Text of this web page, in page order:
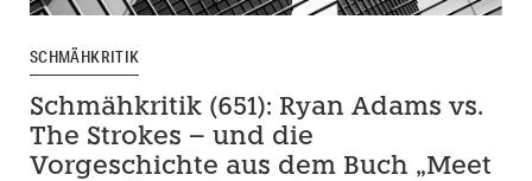
SCHMÄHKRITIK
Schmähkritik (651): Ryan Adams vs.
The Strokes – und die
Vorgeschichte aus dem Buch „Meet